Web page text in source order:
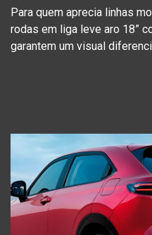
Para quem aprecia linhas
rodas em liga leve aro 18”
garantem um visual